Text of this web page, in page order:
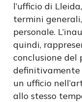
l’ufficio di
termini
personale.
quindi,
conclusione del
definitivamente
un ufficio
allo stesso